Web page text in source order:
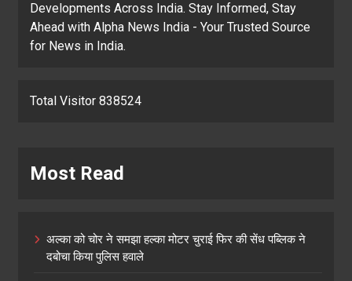
Developments Across India. Stay Informed, Stay
Ahead with Alpha News India - Your Trusted Source
for News in India.
Total Visitor 838524
Most Read
अल्का को चोर ने समझा हल्का मोटर चुराई फिर की सेंध पब्लिक ने
दबोचा किया पुलिस हवाले